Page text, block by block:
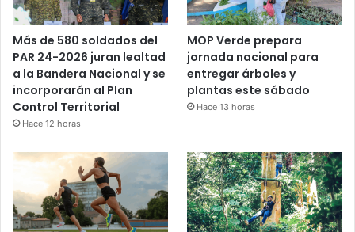
Más de 580 soldados del
PAR 24-2026 juran lealtad
a la Bandera Nacional y se
incorporarán al Plan
Control Territorial
Hace 12 horas
MOP Verde prepara
jornada nacional para
entregar árboles y
plantas este sábado
Hace 13 horas